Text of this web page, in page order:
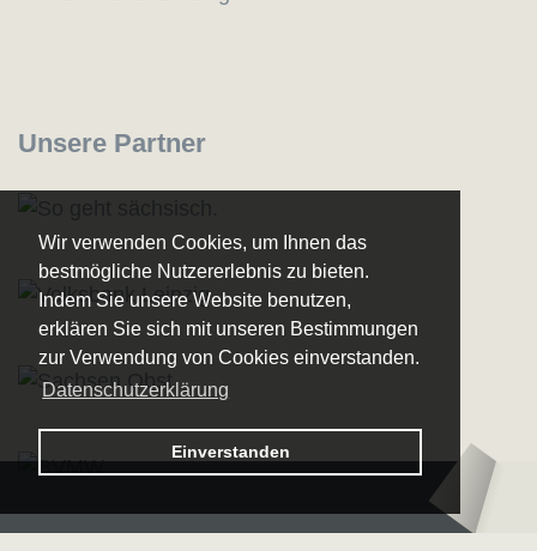
Wir verwenden Cookies, um Ihnen das
bestmögliche Nutzererlebnis zu bieten.
Indem Sie unsere Website benutzen,
erklären Sie sich mit unseren Bestimmungen
zur Verwendung von Cookies einverstanden.
Datenschutzerklärung
Einverstanden
Logo
–
Bläserphilharmonie
Logo
–
Deutsche
Unsere Partner